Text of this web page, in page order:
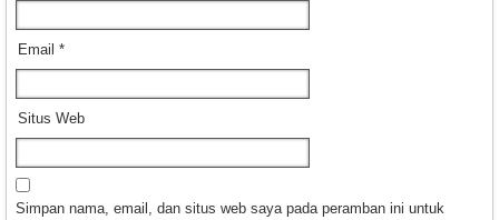
Email *
Situs Web
Simpan nama, email, dan situs web saya pada peramban ini untuk